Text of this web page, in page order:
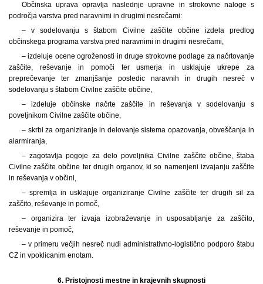
Občinska uprava opravlja naslednje upravne in strokovne naloge s
področja varstva pred naravnimi in drugimi nesrečami:
– v sodelovanju s štabom Civilne zaščite občine izdela predlog
občinskega programa varstva pred naravnimi in drugimi nesrečami,
– izdeluje ocene ogroženosti in druge strokovne podlage za načrtovanje
zaščite, reševanje in pomoči ter usmerja in usklajuje ukrepe za
preprečevanje ter zmanjšanje posledic naravnih in drugih nesreč v
sodelovanju s štabom Civilne zaščite občine,
– izdeluje občinske načrte zaščite in reševanja v sodelovanju s
poveljnikom Civilne zaščite občine,
– skrbi za organiziranje in delovanje sistema opazovanja, obveščanja in
alarmiranja,
– zagotavlja pogoje za delo poveljnika Civilne zaščite občine, štaba
Civilne zaščite občine ter drugih organov, ki so namenjeni izvajanju zaščite
in reševanja v občini,
– spremlja in usklajuje organiziranje Civilne zaščite ter drugih sil za
zaščito, reševanje in pomoč,
– organizira ter izvaja izobraževanje in usposabljanje za zaščito,
reševanje in pomoč,
– v primeru večjih nesreč nudi administrativno-logistično podporo štabu
CZ in vpoklicanim enotam.
6. Pristojnosti mestne in krajevnih skupnosti